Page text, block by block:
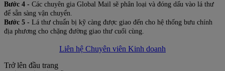
Bước 4 - Các chuyên gia Global Mail sẽ phân loại và đóng dấu vào lá thư
để sẵn sàng vận chuyển.
Bước 5 - Lá thư chuẩn bị kỹ càng được giao đến cho hệ thống bưu chính
địa phương cho chặng đường giao thư cuối cùng.
Liên hệ Chuyên viên Kinh doanh
Trở lên đầu trang